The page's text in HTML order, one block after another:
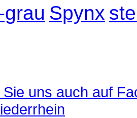
Spynx
uns auch auf